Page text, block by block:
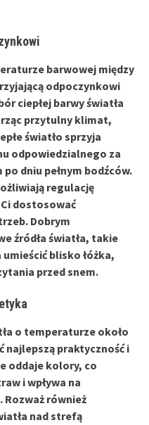
barwowej między
odpoczynkowi
ciepłej barwy światła
przytulny klimat,
światło sprzyja
odpowiedzialnego za
dniu pełnym bodźców.
regulację
dostosować
Dobrym
źródła światła, takie
blisko łóżka,
przed snem.
o temperaturze około
najlepszą praktyczność i
oddaje kolory, co
i wpływa na
również
nad strefą